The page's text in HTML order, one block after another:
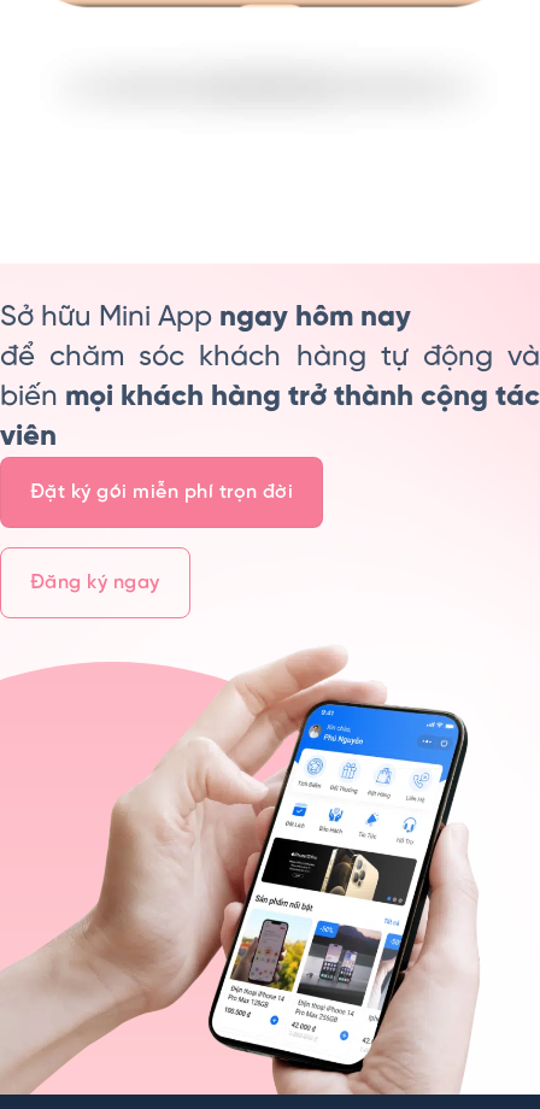
Sở hữu Mini App ngay hôm nay
để chăm sóc khách hàng tự động và
biến mọi khách hàng trở thành cộng tác
viên
Đặt ký gói miễn phí trọn đời
Đăng ký ngay